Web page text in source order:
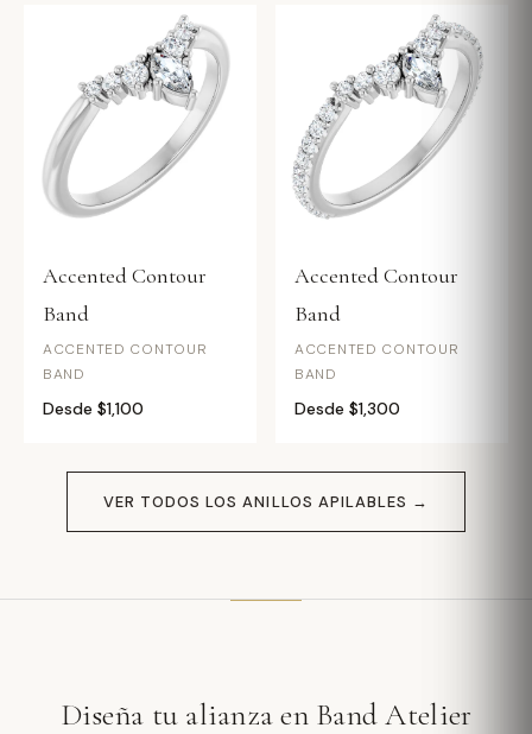
Accented Contour
Band
ACCENTED CONTOUR
BAND
Desde $1,100
Accented Contour
Band
ACCENTED CONTOUR
BAND
Desde $1,300
VER TODOS LOS ANILLOS APILABLES →
Diseña tu alianza en Band Atelier